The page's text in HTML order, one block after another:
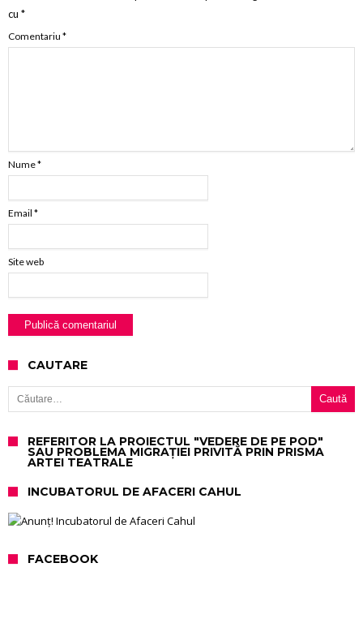
cu *
Comentariu *
Nume*
Email *
Site web
CAUTARE
Caută după:
REFERITOR LA PROIECTUL "VEDERE DE PE POD"
SAU PROBLEMA MIGRAȚIEI PRIVITĂ PRIN PRISMA
ARTEI TEATRALE
INCUBATORUL DE AFACERI CAHUL
FACEBOOK